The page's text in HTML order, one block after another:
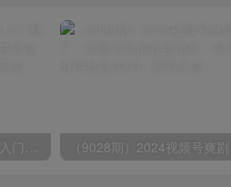
（10169期）谷歌SEO从入门到精通 带你打造排名 清晰的独立站+Google SEO工作流